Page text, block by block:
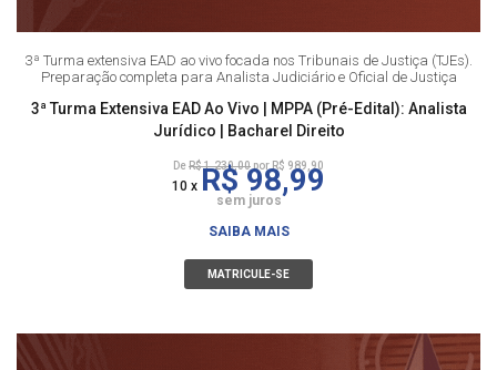
3ª Turma extensiva EAD ao vivo focada nos Tribunais de Justiça (TJEs).
Preparação completa para Analista Judiciário e Oficial de Justiça
3ª Turma Extensiva EAD Ao Vivo | MPPA (Pré-Edital): Analista
Jurídico | Bacharel Direito
DeR$ 1.230,00 por R$ 989,90
10 x R$ 98,99
sem juros
SAIBA MAIS
MATRICULE-SE